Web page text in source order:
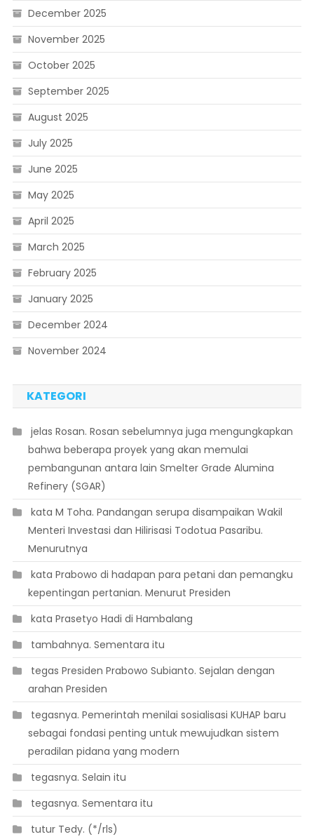
December 2025
November 2025
October 2025
September 2025
August 2025
July 2025
June 2025
May 2025
April 2025
March 2025
February 2025
January 2025
December 2024
November 2024
KATEGORI
 jelas Rosan. Rosan sebelumnya juga mengungkapkan
bahwa beberapa proyek yang akan memulai
pembangunan antara lain Smelter Grade Alumina
Refinery (SGAR)
 kata M Toha. Pandangan serupa disampaikan Wakil
Menteri Investasi dan Hilirisasi Todotua Pasaribu.
Menurutnya
 kata Prabowo di hadapan para petani dan pemangku
kepentingan pertanian. Menurut Presiden
 kata Prasetyo Hadi di Hambalang
 tambahnya. Sementara itu
 tegas Presiden Prabowo Subianto. Sejalan dengan
arahan Presiden
 tegasnya. Pemerintah menilai sosialisasi KUHAP baru
sebagai fondasi penting untuk mewujudkan sistem
peradilan pidana yang modern
 tegasnya. Selain itu
 tegasnya. Sementara itu
 tutur Tedy. (*/rls)